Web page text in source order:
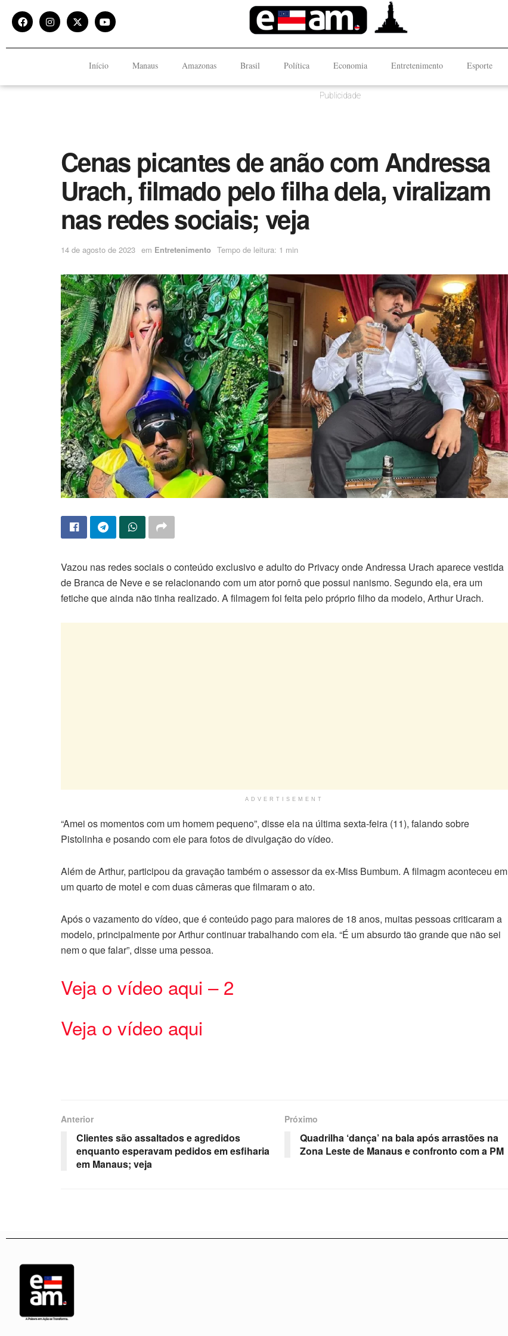
Início Manaus Amazonas Brasil Política Economia Entretenimento Esporte
Publicidade
Cenas picantes de anão com Andressa
Urach, filmado pelo filha dela, viralizam
nas redes sociais; veja
14 de agosto de 2023 em Entretenimento Tempo de leitura: 1 min
Vazou nas redes sociais o conteúdo exclusivo e adulto do Privacy onde Andressa Urach aparece vestida
de Branca de Neve e se relacionando com um ator pornô que possui nanismo. Segundo ela, era um
fetiche que ainda não tinha realizado. A filmagem foi feita pelo próprio filho da modelo, Arthur Urach.
ADVERTISEMENT
“Amei os momentos com um homem pequeno”, disse ela na última sexta-feira (11), falando sobre
Pistolinha e posando com ele para fotos de divulgação do vídeo.
Além de Arthur, participou da gravação também o assessor da ex-Miss Bumbum. A filmagm aconteceu em
um quarto de motel e com duas câmeras que filmaram o ato.
Após o vazamento do vídeo, que é conteúdo pago para maiores de 18 anos, muitas pessoas criticaram a
modelo, principalmente por Arthur continuar trabalhando com ela. “É um absurdo tão grande que não sei
nem o que falar”, disse uma pessoa.
Veja o vídeo aqui – 2
Veja o vídeo aqui
Anterior
Clientes são assaltados e agredidos
enquanto esperavam pedidos em esfiharia
em Manaus; veja
Próximo
Quadrilha ‘dança’ na bala após arrastões na
Zona Leste de Manaus e confronto com a PM